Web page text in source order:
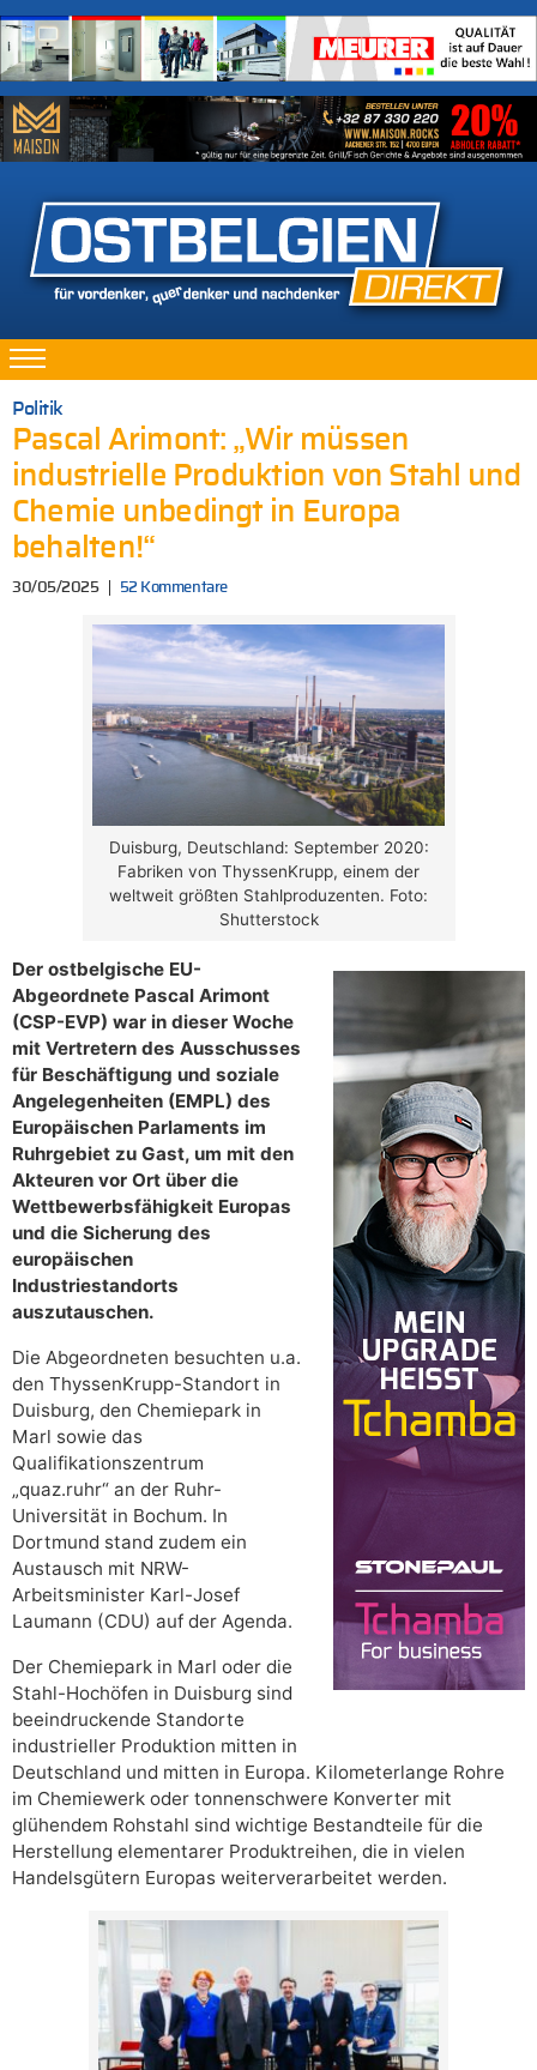
Politik
Pascal Arimont: „Wir müssen
industrielle Produktion von Stahl und
Chemie unbedingt in Europa
behalten!“
30/05/2025 52 Kommentare
Duisburg, Deutschland: September 2020:
Fabriken von ThyssenKrupp, einem der
weltweit größten Stahlproduzenten. Foto:
Shutterstock
Der ostbelgische EU-
Abgeordnete Pascal Arimont
(CSP-EVP) war in dieser Woche
mit Vertretern des Ausschusses
für Beschäftigung und soziale
Angelegenheiten (EMPL) des
Europäischen Parlaments im
Ruhrgebiet zu Gast, um mit den
Akteuren vor Ort über die
Wettbewerbsfähigkeit Europas
und die Sicherung des
europäischen
Industriestandorts
auszutauschen.
Die Abgeordneten besuchten u.a.
den ThyssenKrupp-Standort in
Duisburg, den Chemiepark in
Marl sowie das
Qualifikationszentrum
„quaz.ruhr“ an der Ruhr-
Universität in Bochum. In
Dortmund stand zudem ein
Austausch mit NRW-
Arbeitsminister Karl-Josef
Laumann (CDU) auf der Agenda.
Der Chemiepark in Marl oder die
Stahl-Hochöfen in Duisburg sind
beeindruckende Standorte
industrieller Produktion mitten in
Deutschland und mitten in Europa. Kilometerlange Rohre
im Chemiewerk oder tonnenschwere Konverter mit
glühendem Rohstahl sind wichtige Bestandteile für die
Herstellung elementarer Produktreihen, die in vielen
Handelsgütern Europas weiterverarbeitet werden.